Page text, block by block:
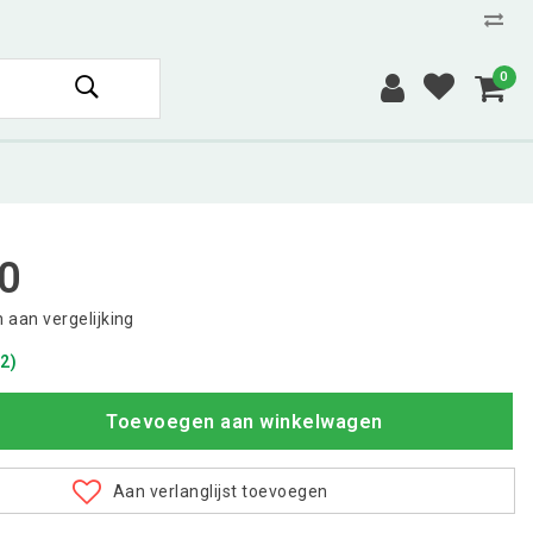
0
aan vergelijking
Toevoegen aan winkelwagen
Aan verlanglijst toevoegen